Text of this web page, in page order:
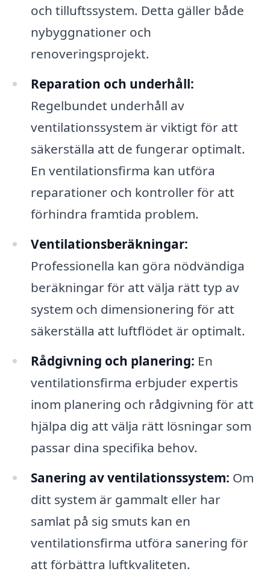
och tilluftssystem. Detta gäller både
nybyggnationer och
renoveringsprojekt.
Reparation och underhåll:
Regelbundet underhåll av
ventilationssystem är viktigt för att
säkerställa att de fungerar optimalt.
En ventilationsfirma kan utföra
reparationer och kontroller för att
förhindra framtida problem.
Ventilationsberäkningar:
Professionella kan göra nödvändiga
beräkningar för att välja rätt typ av
system och dimensionering för att
säkerställa att luftflödet är optimalt.
Rådgivning och planering: En
ventilationsfirma erbjuder expertis
inom planering och rådgivning för att
hjälpa dig att välja rätt lösningar som
passar dina specifika behov.
Sanering av ventilationssystem: Om
ditt system är gammalt eller har
samlat på sig smuts kan en
ventilationsfirma utföra sanering för
att förbättra luftkvaliteten.